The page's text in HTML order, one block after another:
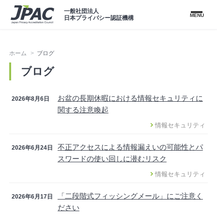
一般社団法人
日本プライバシー認証機構
MENU
ホーム ブログ
ブログ
2026年8月6日
お盆の長期休暇における情報セキュリティに
関する注意喚起
情報セキュリティ
2026年6月24日
不正アクセスによる情報漏えいの可能性とパ
スワードの使い回しに潜むリスク
情報セキュリティ
2026年6月17日
「二段階式フィッシングメール」にご注意く
ださい